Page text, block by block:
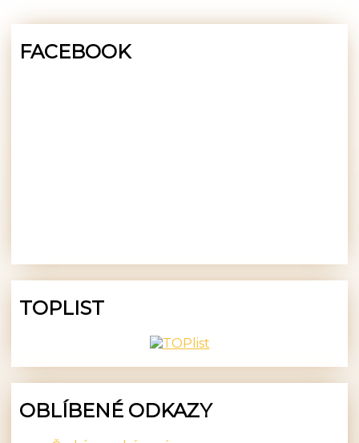
FACEBOOK
TOPLIST
OBLÍBENÉ ODKAZY